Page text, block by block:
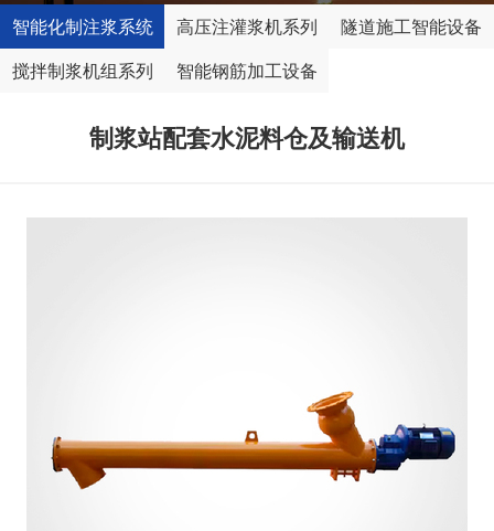
智能化制注浆系统 高压注灌浆机系列
隧道施工智能设备
搅拌制浆机组系列
智能钢筋加工设备
制浆站配套水泥料仓及输送机